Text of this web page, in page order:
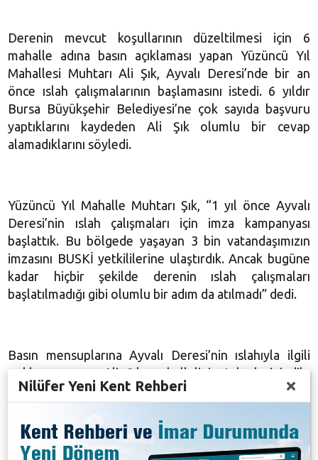
Derenin mevcut koşullarının düzeltilmesi için 6
mahalle adına basın açıklaması yapan Yüzüncü Yıl
Mahallesi Muhtarı Ali Şık, Ayvalı Deresi’nde bir an
önce ıslah çalışmalarının başlamasını istedi. 6 yıldır
Bursa Büyükşehir Belediyesi’ne çok sayıda başvuru
yaptıklarını kaydeden Ali Şık olumlu bir cevap
alamadıklarını söyledi.
Yüzüncü Yıl Mahalle Muhtarı Şık, “1 yıl önce Ayvalı
Deresi’nin ıslah çalışmaları için imza kampanyası
başlattık. Bu bölgede yaşayan 3 bin vatandaşımızın
imzasını BUSKİ yetkililerine ulaştırdık. Ancak bugüne
kadar hiçbir şekilde derenin ıslah çalışmaları
başlatılmadığı gibi olumlu bir adım da atılmadı” dedi.
Basın mensuplarına Ayvalı Deresi’nin ıslahıyla ilgili
açıklama yapan Ali Şık mahallelinin taleplerini dile
getirdi. Şık, “Dere suyunun tarımda kullanılması
taşıdığı aşikârdır. Bu nedenle suyu kirleten etmenlerin
ortadan kaldırılmasını sağlayacak uygulamaların
Nilüfer Yeni Kent Rehberi